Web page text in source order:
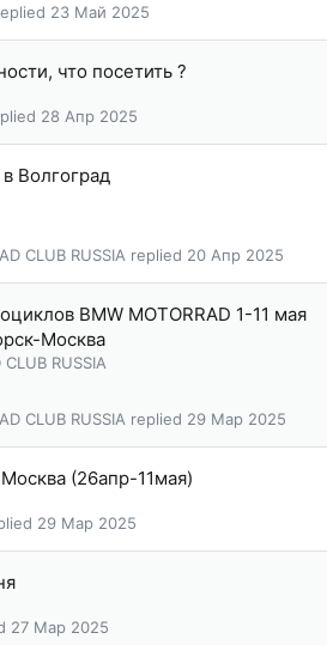
23 Май 2025
что посетить ?
28 Апр 2025
Волгоград
20 Апр 2025
CLUB RUSSIA
BMW MOTORRAD 1-11 мая
Москва
RUSSIA
29 Мар 2025
CLUB RUSSIA
(26апр-11мая)
29 Мар 2025
27 Мар 2025